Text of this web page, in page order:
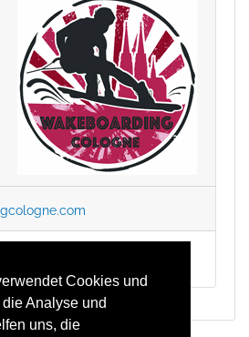
Cookies und
Analyse und
uns, die